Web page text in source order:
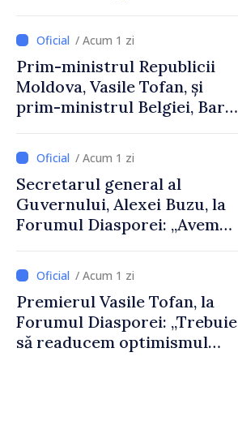
/ Acum 1 zi
Prim-ministrul Republicii
Moldova, Vasile Tofan, și
prim-ministrul Belgiei, Bart
despre parcursul european
al Republicii Moldova.
/ Acum 1 zi
Secretarul general al
Guvernului, Alexei Buzu, la
Forumul Diasporei: „Avem
dumneavoastră pentru a
construi comunități mai
puternice”
/ Acum 1 zi
Premierul Vasile Tofan, la
Forumul Diasporei: „Trebuie
să readucem optimismul